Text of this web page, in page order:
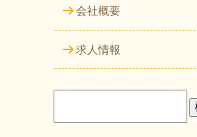
会社概要
求人情報